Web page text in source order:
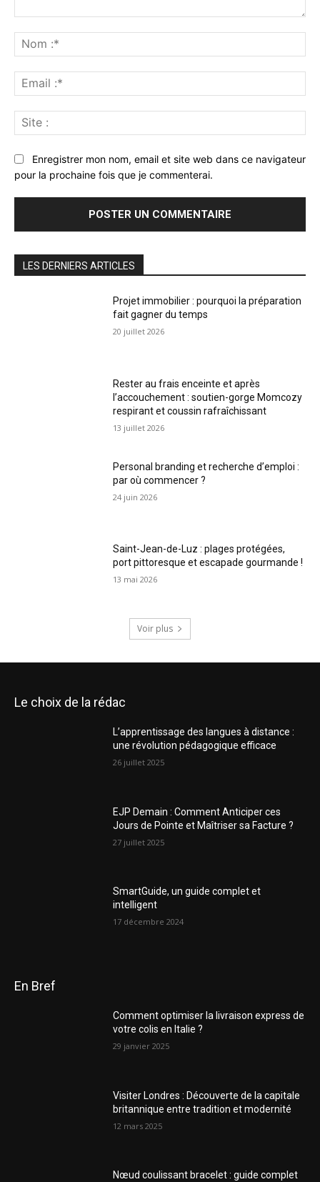
:*
:*
:
Enregistrer mon nom, email et site web dans ce navigateur
pour la prochaine fois que je commenterai.
LES DERNIERS ARTICLES
Projet immobilier : pourquoi la préparation
fait gagner du temps
20 juillet 2026
Rester au frais enceinte et après
l’accouchement : soutien-gorge Momcozy
respirant et coussin rafraîchissant
13 juillet 2026
Personal branding et recherche d’emploi :
par où commencer ?
24 juin 2026
Saint-Jean-de-Luz : plages protégées,
port pittoresque et escapade gourmande !
13 mai 2026
Voir plus
Le choix de la rédac
L’apprentissage des langues à distance :
une révolution pédagogique efficace
26 juillet 2025
EJP Demain : Comment Anticiper ces
Jours de Pointe et Maîtriser sa Facture ?
27 juillet 2025
SmartGuide, un guide complet et
intelligent
17 décembre 2024
En Bref
Comment optimiser la livraison express de
votre colis en Italie ?
29 janvier 2025
Visiter Londres : Découverte de la capitale
britannique entre tradition et modernité
12 mars 2025
Nœud coulissant bracelet : guide complet